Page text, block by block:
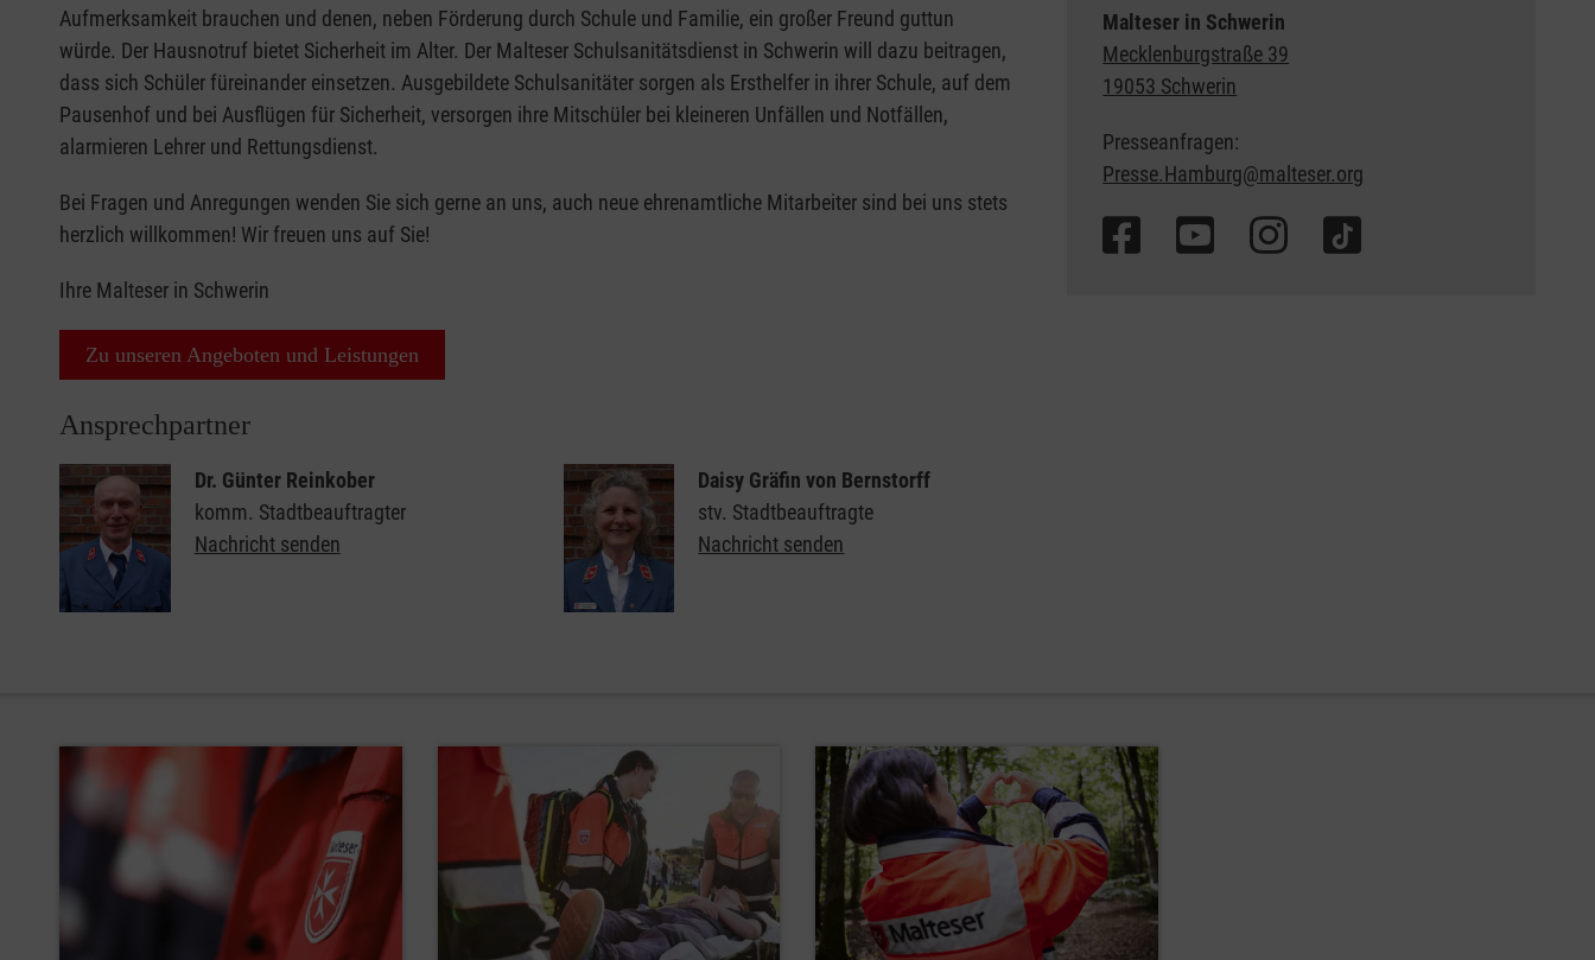
Aufmerksamkeit brauchen und denen, neben Förderung durch Schule und Familie, ein großer Freund guttun
würde. Der Hausnotruf bietet Sicherheit im Alter. Der Malteser Schulsanitätsdienst in Schwerin will dazu beitragen,
dass sich Schüler füreinander einsetzen. Ausgebildete Schulsanitäter sorgen als Ersthelfer in ihrer Schule, auf dem
Pausenhof und bei Ausflügen für Sicherheit, versorgen ihre Mitschüler bei kleineren Unfällen und Notfällen,
alarmieren Lehrer und Rettungsdienst.
Bei Fragen und Anregungen wenden Sie sich gerne an uns, auch neue ehrenamtliche Mitarbeiter sind bei uns stets
herzlich willkommen! Wir freuen uns auf Sie!
Ihre Malteser in Schwerin
Zu unseren Angeboten und Leistungen
Malteser in Schwerin
Mecklenburgstraße 39
19053 Schwerin
Presseanfragen:
Presse.Hamburg@malteser.org
Ansprechpartner
Dr. Günter Reinkober
komm. Stadtbeauftragter
Nachricht senden
Daisy Gräfin von Bernstorff
stv. Stadtbeauftragte
Nachricht senden